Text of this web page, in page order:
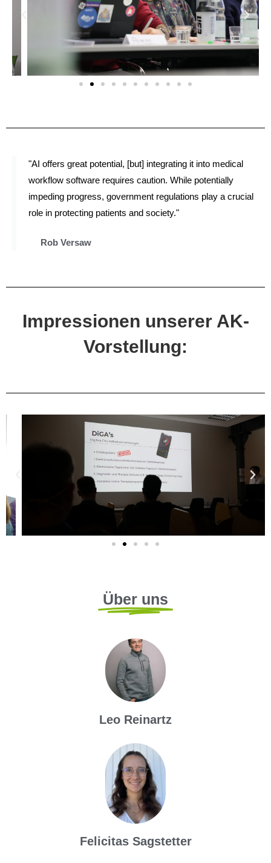
"AI offers great potential, [but] integrating it into medical
workflow software requires caution. While potentially
impeding progress, government regulations play a crucial
role in protecting patients and society."
Rob Versaw
Impressionen unserer AK-
Vorstellung:
Über uns
Leo Reinartz
Felicitas Sagstetter